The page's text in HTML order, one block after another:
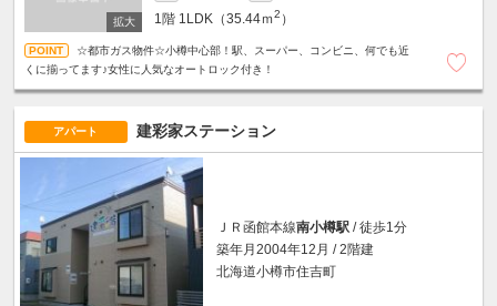
1階 1LDK（35.44ｍ2 ）
☆都市ガス物件☆小樽中心部！駅、スーパー、コンビニ、何でも近
くに揃ってます♪女性に人気なオートロック付き！
アパート 建彩家ステーション
ＪＲ函館本線南小樽駅 / 徒歩1分
築年月2004年12月 / 2階建
北海道小樽市住吉町